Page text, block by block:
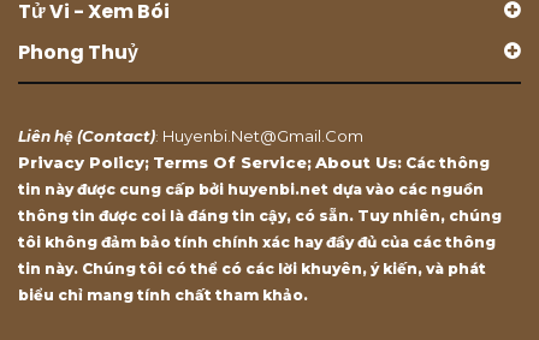
Tử Vi - Xem Bói
Phong Thuỷ
Liên hệ (Contact): Huyenbi.net@gmail.com
Privacy Policy; Terms Of Service; About Us: Các thông
tin này được cung cấp bởi huyenbi.net dựa vào các nguồn
thông tin được coi là đáng tin cậy, có sẵn. Tuy nhiên, chúng
tôi không đảm bảo tính chính xác hay đầy đủ của các thông
tin này. Chúng tôi có thể có các lời khuyên, ý kiến, và phát
biểu chỉ mang tính chất tham khảo.